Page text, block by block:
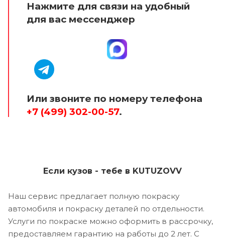
Нажмите для связи на удобный
для вас мессенджер
Или звоните по номеру телефона
+7 (499) 302-00-57.
Если кузов - тебе в KUTUZOVV
Наш сервис предлагает полную покраску
автомобиля и покраску деталей по отдельности.
Услуги по покраске можно оформить в рассрочку,
предоставляем гарантию на работы до 2 лет. С